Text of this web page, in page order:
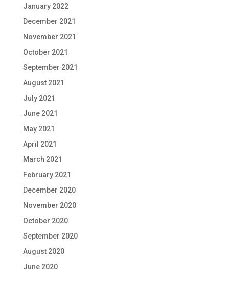
January 2022
December 2021
November 2021
October 2021
September 2021
August 2021
July 2021
June 2021
May 2021
April 2021
March 2021
February 2021
December 2020
November 2020
October 2020
September 2020
August 2020
June 2020